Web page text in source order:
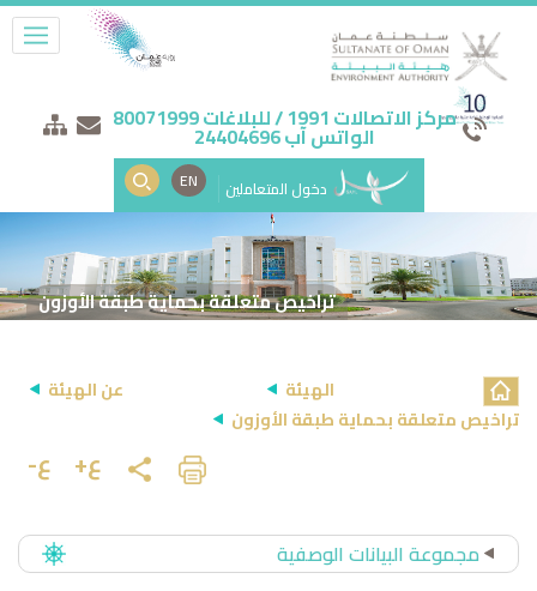
مركز الاتصالات 1991 / للبلاغات 80071999
الواتس آب 24404696
دخول المتعاملين EN
تراخيص متعلقة بحماية طبقة الأوزون
الهيئة
عن الهيئة
تراخيص متعلقة بحماية طبقة الأوزون
ع+ ع-
مجموعة البيانات الوصفية